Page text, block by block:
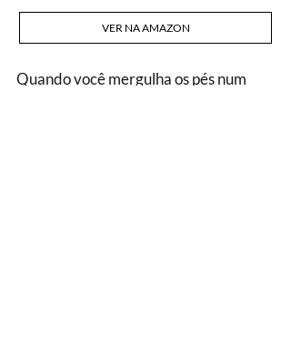
VER NA AMAZON
Quando você mergulha os pés num